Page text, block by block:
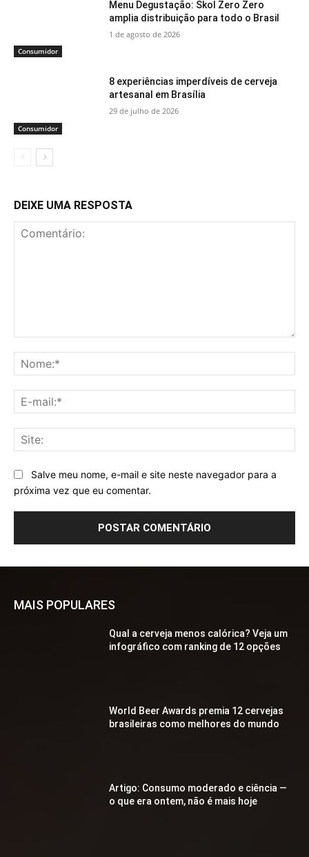
Consumidor
Menu Degustação: Skol Zero Zero
amplia distribuição para todo o Brasil
1 de agosto de 2026
Consumidor
8 experiências imperdíveis de cerveja
artesanal em Brasília
29 de julho de 2026
DEIXE UMA RESPOSTA
Salve meu nome, e-mail e site neste navegador para a
próxima vez que eu comentar.
MAIS POPULARES
Qual a cerveja menos calórica? Veja um
infográfico com ranking de 12 opções
World Beer Awards premia 12 cervejas
brasileiras como melhores do mundo
Artigo: Consumo moderado e ciência —
o que era ontem, não é mais hoje